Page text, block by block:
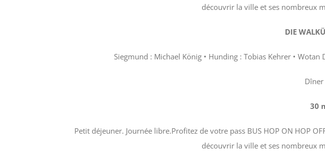
découvrir la ville et ses nombreux
DIE
Siegmund : Michael König • Hunding : Tobias Kehrer •
30
Petit déjeuner. Journée libre.Profitez de votre pass BUS HOP ON HOP
découvrir la ville et ses nombreux